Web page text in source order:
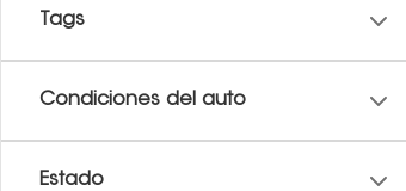
Tags
Condiciones del auto
Estado